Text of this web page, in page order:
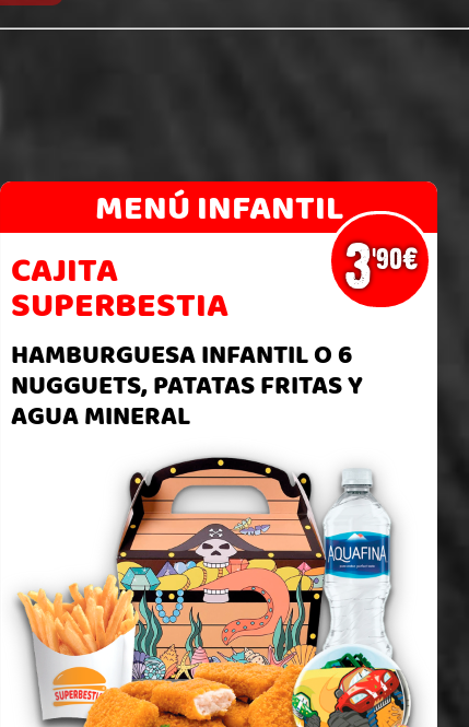
MENÚ INFANTIL
3'90€
CAJITA
SUPERBESTIA
HAMBURGUESA INFANTIL O 6
NUGGUETS, PATATAS FRITAS Y
AGUA MINERAL